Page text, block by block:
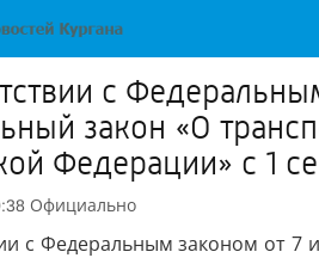
с
закон «О
Федерации» с 1
Официально
с Федеральным законом от